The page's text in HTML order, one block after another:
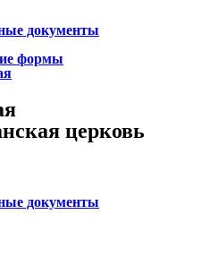
документы
формы
церковь
документы